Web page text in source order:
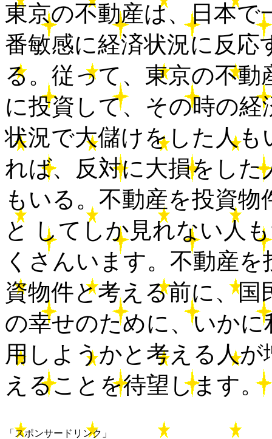
東京の不動産は、日本で
番敏感に経済状況に反応
る。従って、東京の不動
に投資して、その時の経
状況で大儲けをした人も
れば、反対に大損をした
もいる。不動産を投資物
と してしか見れない人
くさんいます。不動産を
資物件と考える前に、国
の幸せのために、いかに
用しようかと考える人が
えることを待望します。
「スポンサードリンク」